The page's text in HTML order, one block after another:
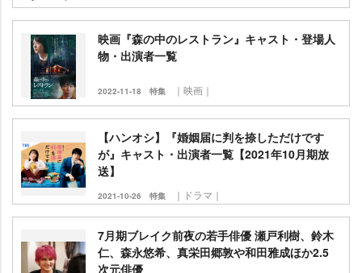
映画『森の中のレストラン』キャスト・登場人
物・出演者一覧
2022-11-18 特集 ｜映画｜
【ハンオシ】『婚姻届に判を捺しただけです
が』キャスト・出演者一覧【2021年10月期放
送】
2021-10-26 特集 ｜ドラマ｜
7月期ブレイク前夜の若手俳優 瀬戸利樹、鈴木
仁、森永悠希、真栄田郷敦や和田雅成ほか2.5
次元俳優